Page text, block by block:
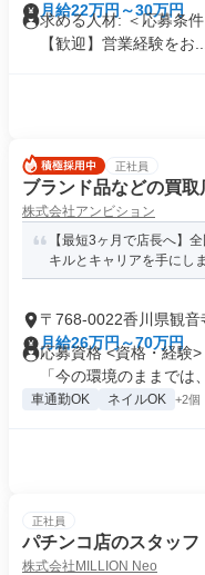
月給22万円～30万円
求める人材: ＜応募条
【歓迎】営業経験をお...
正社員
ブランド品などの買
株式会社アンビション
【最短3ヶ月で店長へ】
キルとキャリアを手にし
〒768-0022香川県観音
月給26万円～70万円
応募資格 <資格・経験
「今の環境のままでは
車通勤OK ネイルOK +2個
正社員
パチンコ店のスタッフ
株式会社MILLION Neo